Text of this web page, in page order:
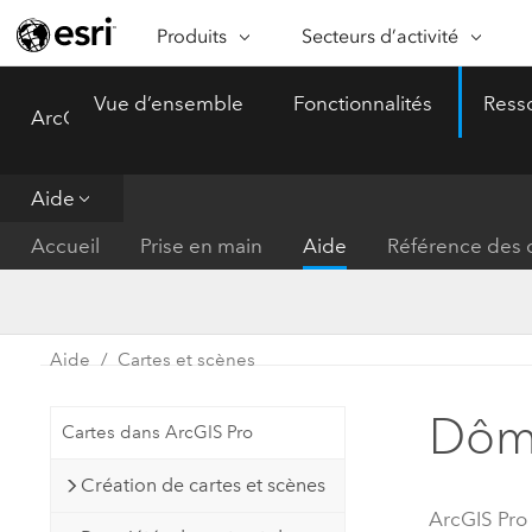
Produits
ARCGIS
ArcGIS Online
Plateforme de cartographie SaaS
Système de base pour les SIG et
Secteurs d’activité
SECTEURS D’ACTIVITÉ
Protection de
Santé et services à la
ArcGIS Pro
Vue d’ensemble Fonctionnalités
Aide
Accueil
Prise en main Aide Référence des
Aide Cartes et scènes
Cartes dans ArcGIS Pro
Création de cartes et scènes
ArcGIS Pro